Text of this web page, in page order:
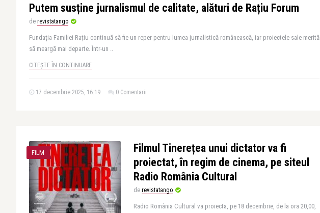
Putem susține jurnalismul de calitate, alături de Rațiu Forum
de revistatango
Fundația Familiei Rațiu continuă să fie un reper pentru lumea jurnalistică românească, iar proiectele sale merită
să meargă mai departe. Într-un ..
CITEȘTE ÎN CONTINUARE
17 decembrie 2025, 16:19 0 Comentarii
FILM
Filmul Tinerețea unui dictator va fi
proiectat, în regim de cinema, pe siteul
Radio România Cultural
de revistatango
Radio România Cultural va proiecta, pe 18 decembrie, de la ora 20,00,